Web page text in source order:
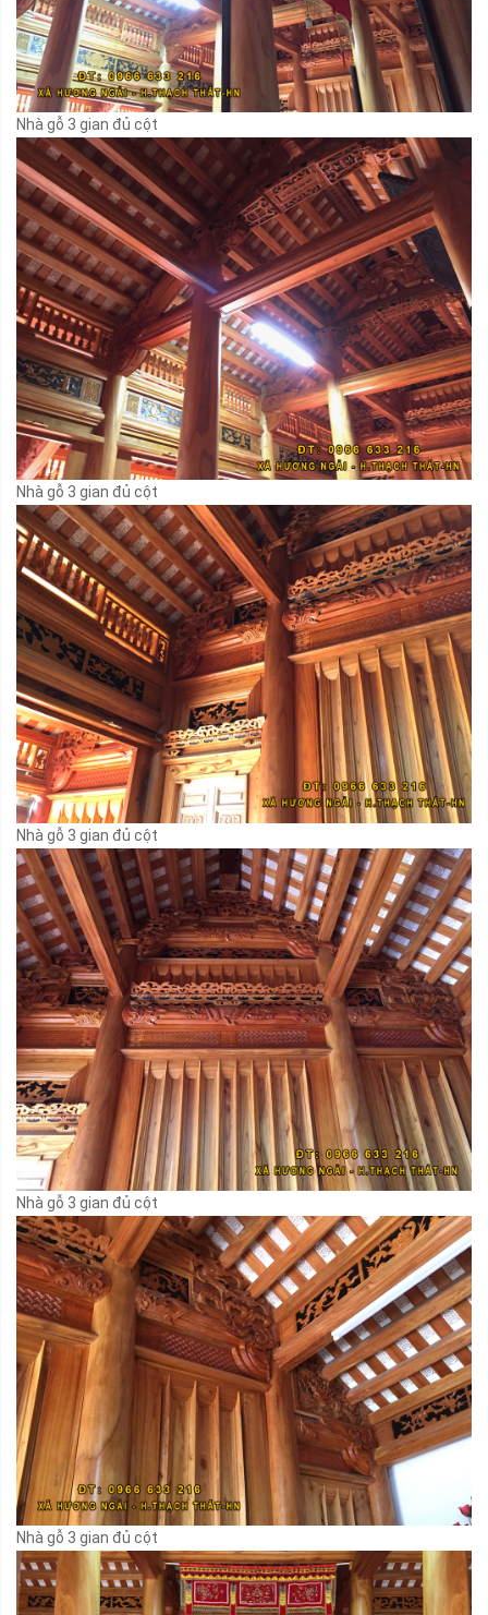
Nhà gỗ 3 gian đủ cột
Nhà gỗ 3 gian đủ cột
Nhà gỗ 3 gian đủ cột
Nhà gỗ 3 gian đủ cột
Nhà gỗ 3 gian đủ cột